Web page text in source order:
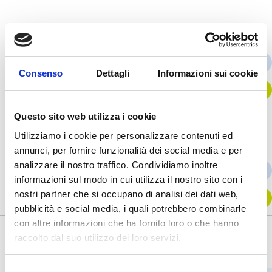
Consenso Dettagli Informazioni sui cookie
Questo sito web utilizza i cookie
Utilizziamo i cookie per personalizzare contenuti ed
annunci, per fornire funzionalità dei social media e per
analizzare il nostro traffico. Condividiamo inoltre
informazioni sul modo in cui utilizza il nostro sito con i
nostri partner che si occupano di analisi dei dati web,
pubblicità e social media, i quali potrebbero combinarle
con altre informazioni che ha fornito loro o che hanno
raccolto dal suo utilizzo dei loro servizi.
TELEFONA
Fenolizzazione per Onicocriptosi Emiunghia
-- PRENOTA ONLINE
TELEFONA